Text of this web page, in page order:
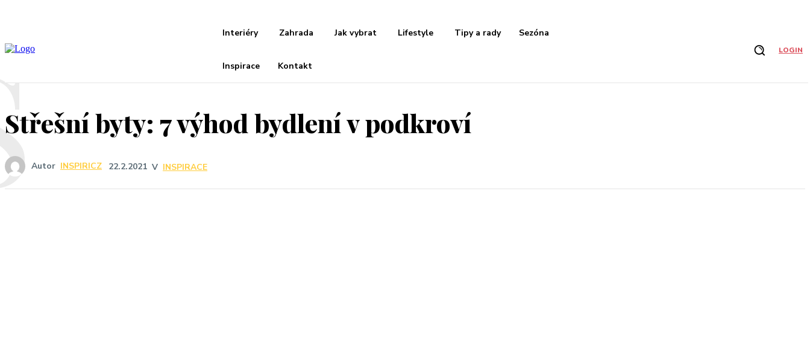
Interiéry Zahrada Jak vybrat Lifestyle Tipy a rady Sezóna
Inspirace Kontakt
LOGIN
Střešní byty: 7 výhod bydlení v podkroví
Autor INSPIRICZ 22.2.2021 V INSPIRACE